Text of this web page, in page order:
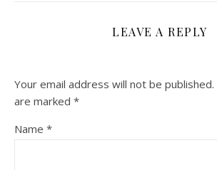
LEAVE A REPLY
Your email address will not be published.
are marked *
Name *